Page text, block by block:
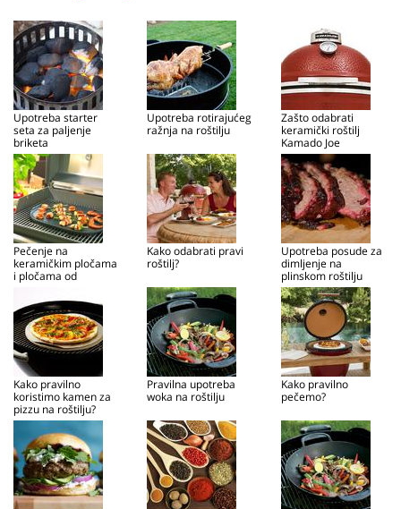
Upotreba starter
seta za paljenje
briketa
Upotreba rotirajućeg
ražnja na roštilju
Zašto odabrati
keramički roštilj
Kamado Joe
Pečenje na
keramičkim pločama
i pločama od
Kako odabrati pravi
roštilj?
Upotreba posude za
dimljenje na
plinskom roštilju
Kako pravilno
koristimo kamen za
pizzu na roštilju?
Pravilna upotreba
woka na roštilju
Kako pravilno
pečemo?